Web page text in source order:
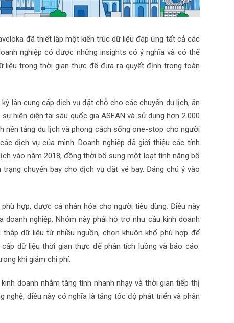
đã thiết lập một kiến trúc dữ liệu đáp ứng tất cả các
nghiệp có được những insights có ý nghĩa và có thể
liệu trong thời gian thực để đưa ra quyết định trong toàn
lân cung cấp dịch vụ đặt chỗ cho các chuyến du lịch, ăn
hiện diện tại sáu quốc gia ASEAN và sử dụng hơn 2.000
nền tảng du lịch và phong cách sống one-stop cho người
dịch vụ của mình. Doanh nghiệp đã giới thiệu các tính
vào năm 2018, đồng thời bổ sung một loạt tính năng bổ
chuyến bay cho dịch vụ đặt vé bay. Đáng chú ý vào
hợp, được cá nhân hóa cho người tiêu dùng. Điều này
nghiệp. Nhóm này phải hỗ trợ nhu cầu kinh doanh
dữ liệu từ nhiều nguồn, chọn khuôn khổ phù hợp để
dữ liệu thời gian thực để phân tích luồng và báo cáo.
khi giảm chi phí.
doanh nhằm tăng tính nhanh nhạy và thời gian tiếp thị
nghệ, điều này có nghĩa là tăng tốc độ phát triển và phân